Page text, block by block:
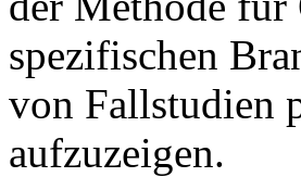
spezifischen
von Fallstudien
aufzuzeigen.